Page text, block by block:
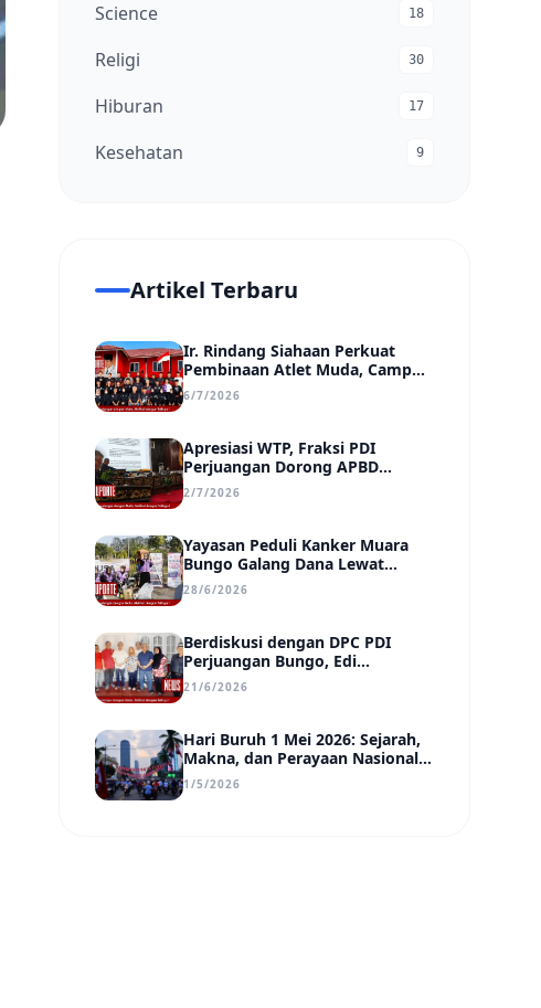
Science 18
Religi 30
Hiburan 17
Kesehatan 9
Artikel Terbaru
Ir. Rindang Siahaan Perkuat
Pembinaan Atlet Muda, Camp
MSC Siapkan Generasi Juara
Hadapi Kejuaraan Regional
6/7/2026
Apresiasi WTP, Fraksi PDI
Perjuangan Dorong APBD
Kabupaten Bungo Lebih Efektif,
Transparan, dan Berdampak
2/7/2026
Yayasan Peduli Kanker Muara
Bungo Galang Dana Lewat
UMKM di Car Free Day, Ir.
Rindang Siahaan Beri Apresiasi
28/6/2026
Berdiskusi dengan DPC PDI
Perjuangan Bungo, Edi
Purwanto Uraikan Poin-Poin
Urgensi yang Perlu Disadari
21/6/2026
Hari Buruh 1 Mei 2026: Sejarah,
Makna, dan Perayaan Nasional
di Tengah Tantangan Era Digital
1/5/2026